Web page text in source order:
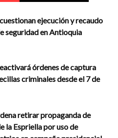
ejecución y recaudo
seguridad en Antioquia
órdenes de captura
criminales desde el 7 de
retirar propaganda de
la Espriella por uso de